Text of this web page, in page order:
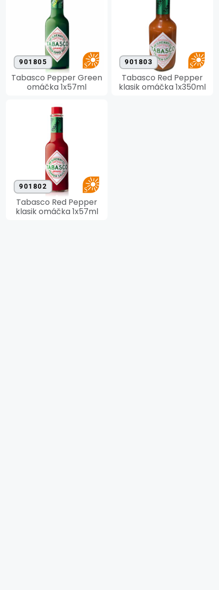
901805
Tabasco Pepper Green
omáčka 1x57ml
901803
Tabasco Red Pepper
klasik omáčka 1x350ml
901802
Tabasco Red Pepper
klasik omáčka 1x57ml